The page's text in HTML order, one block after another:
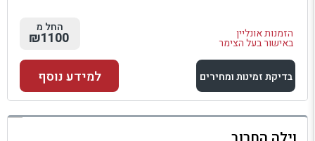
הזמנות אונליין
באישור בעל הצימר
החל מ
₪1100
בדיקת זמינות ומחירים
למתחם זה
למידע נוסף